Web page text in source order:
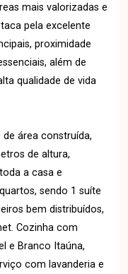
mais valorizadas e
pela excelente
proximidade
além de
qualidade de vida
área construída,
de altura,
a casa e
sendo 1 suíte
bem distribuídos,
Cozinha com
e Branco Itaúna,
com lavanderia e